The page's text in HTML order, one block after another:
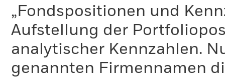
„Fondspositionen und
Aufstellung der
analytischer Kennzahlen.
genannten Firmennamen